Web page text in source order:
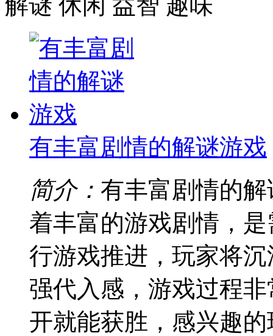
有丰富剧情的解谜游戏
简介： 有丰富剧情的
着丰富的游戏剧情，
行游戏推进，玩家将
强代入感，游戏过程
开就能获胜，感兴趣